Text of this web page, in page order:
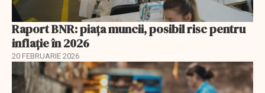
Raport BNR: piața muncii, posibil risc pentru
inflație în 2026
20 FEBRUARIE 2026